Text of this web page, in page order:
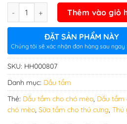
Thêm vào giỏ
ĐẶT SẢN PHẨM NÀY
Chúng tôi sẽ xác nhận đơn hàng sau ngay
SKU: HH000807
Danh mục: Dầu tắm
Thẻ: Dầu tắm cho chó mèo, Dầu tắm
chó mèo, Sữa tắm cho thú cưng, Thú